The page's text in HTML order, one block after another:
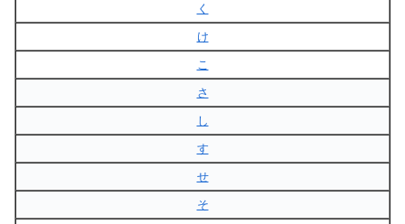
く
け
こ
さ
し
す
せ
そ